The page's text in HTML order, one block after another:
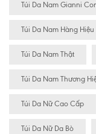
Túi Da Nam Gianni
Túi Da Nam Hàng Hiệu
Túi Da Nam Thật
Túi Da Nam Thương
Túi Da Nữ Cao Cấp
Túi Da Nữ Da Bò